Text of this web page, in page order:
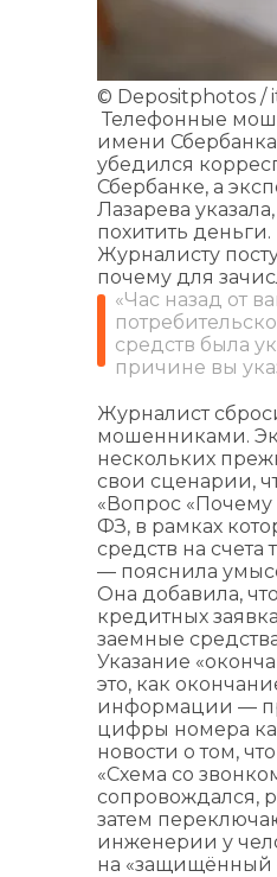
© Depositphotos /
Телефонные
имени
убедился
Сбербанке, а
Лазарева
похитить деньги.
Журналисту
почему для
«Час назад от
средств была
причине вы
Журналист
мошенниками.
нескольких
свои сценарии,
«Вопрос «Почему
ФЗ, в рамках
средств на
— пояснила
Она добавила,
кредитных
заемные
Указание
это, как
информации —
цифры номера
новости о том,
«Схема со
сопровождался,
затем
инженерии у
на «защищённый